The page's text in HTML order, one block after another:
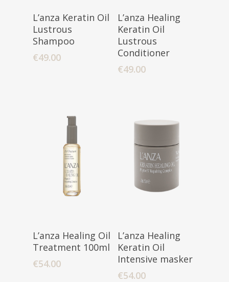
Toevoegen
Aan Winkelwagen
L’anza Keratin Oil
Lustrous
Shampoo
€49.00
Toevoegen
Aan Winkelwagen
L’anza Healing
Keratin Oil
Lustrous
Conditioner
€49.00
Toevoegen
Aan Winkelwagen
L’anza Healing Oil
Treatment 100ml
€54.00
Toevoegen
Aan Winkelwagen
L’anza Healing
Keratin Oil
Intensive masker
€54.00